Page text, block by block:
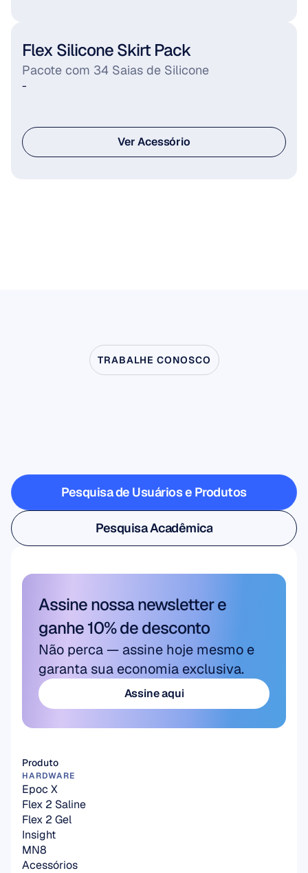
-
Flex Silicone Skirt Pack
Pacote com 34 Saias de Silicone
Ver Acessório
TRABALHE CONOSCO
saidolaboratório
Pesquisa de Usuários e Produtos
Pesquisa de Usuários e Produtos
Pesquisa Acadêmica
Pesquisa Acadêmica
Assine nossa newsletter e
ganhe 10% de desconto
Não perca — assine hoje mesmo e
garanta sua economia exclusiva.
Assine aqui
Produto
HARDWARE
Epoc X
Flex 2 Saline
Flex 2 Gel
Insight
MN8
Acessórios